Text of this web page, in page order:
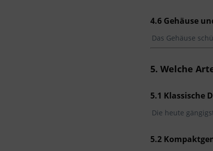
4.6 Gehäuse
Das Gehäuse
5. Welche
5.1 Klassische
Die heute
5.2